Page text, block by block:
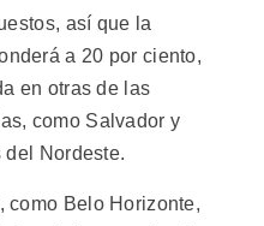
así que la
a 20 por ciento,
en otras de las
como Salvador y
del Nordeste.
como Belo Horizonte,